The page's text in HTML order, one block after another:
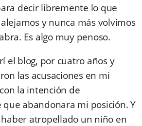
decir libremente lo que
y nunca más volvimos
Es algo muy penoso.
el blog, por cuatro años y
las acusaciones en mi
la intención de
que abandonara mi posición. Y
atropellado un niño en